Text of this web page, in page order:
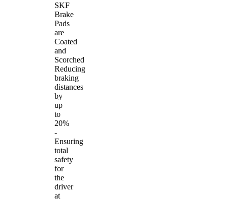
SKF
Brake
Pads
are
Coated
and
Scorched
Reducing
braking
distances
by
up
to
20%
-
Ensuring
total
safety
for
the
driver
at